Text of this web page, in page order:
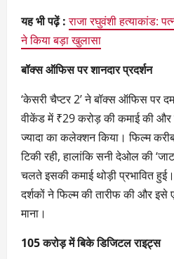
यह भी पढ़ें : राजा रघुवंशी हत्याकांड:
ने किया बड़ा खुलासा
बॉक्स ऑफिस पर शानदार प्रदर्शन
‘केसरी चैप्टर 2’ ने बॉक्स ऑफिस पर
वीकेंड में ₹29 करोड़ की कमाई की
ज्यादा का कलेक्शन किया। फिल्म
टिकी रही, हालांकि सनी देओल की
चलते इसकी कमाई थोड़ी प्रभावित
दर्शकों ने फिल्म की तारीफ की और इसे
माना।
105 करोड़ में बिके डिजिटल राइट्स